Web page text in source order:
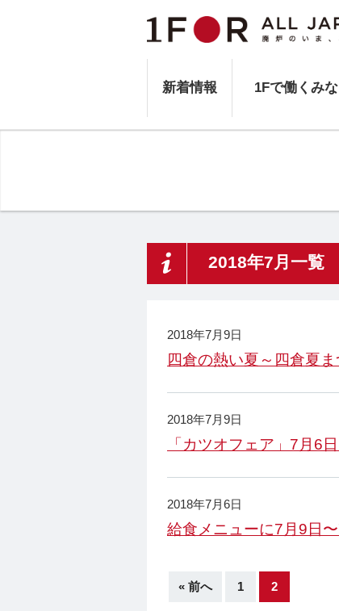
新着情報 1Fで働くみ
2018年7月一覧
2018年7月9日
四倉の熱い夏～四倉夏ま
2018年7月9日
「カツオフェア」7月6
2018年7月6日
給食メニューに7月9日
« 前へ 1 2